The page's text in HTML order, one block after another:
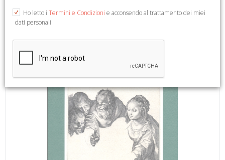
b/n e col., cm 21x30.
Ho letto i Termini e Condizioni e acconsendo al trattamento dei miei
dati personali